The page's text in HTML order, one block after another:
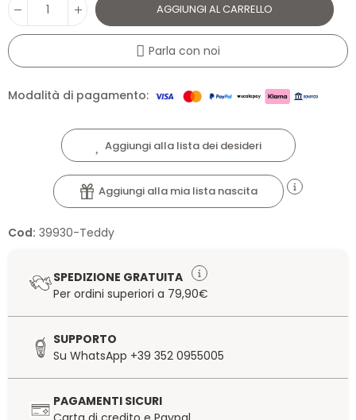
AGGIUNGI AL CARRELLO
Parla con noi
Modalità di pagamento:
Aggiungi alla lista dei desideri
Aggiungi alla mia lista nascita
Cod: 39930-Teddy
SPEDIZIONE GRATUITA
Per ordini superiori a 79,90€
SUPPORTO
Su WhatsApp +39 352 0955005
PAGAMENTI SICURI